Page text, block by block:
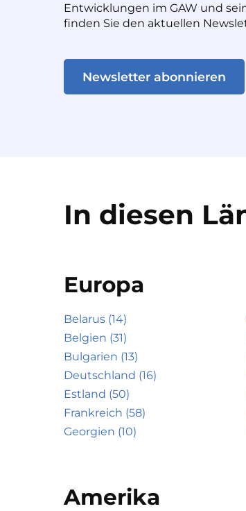
Entwicklungen im GAW und
finden Sie den aktuellen
Newsletter abonnieren
In diesen
Europa
Belarus (14)
Belgien (31)
Bulgarien (13)
Deutschland (16)
Estland (50)
Frankreich (58)
Georgien (10)
Amerika